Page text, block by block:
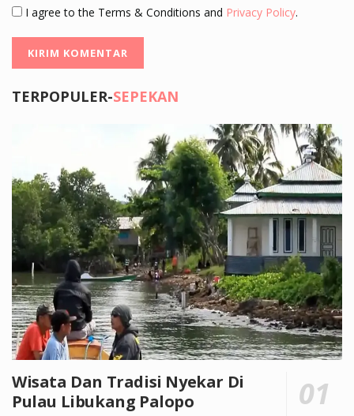
I agree to the Terms & Conditions and Privacy Policy.
TERPOPULER-SEPEKAN
Wisata Dan Tradisi Nyekar Di
Pulau Libukang Palopo